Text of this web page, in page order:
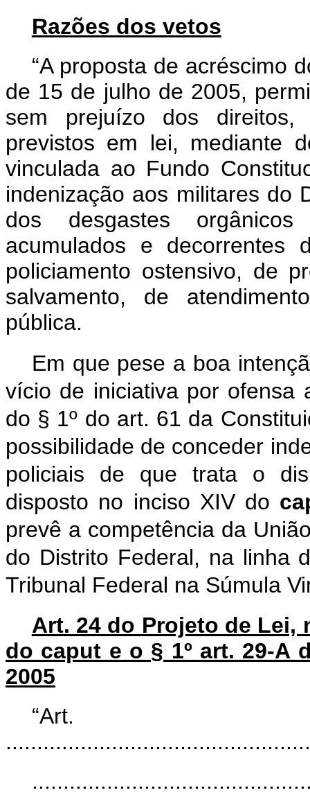
Razões dos vetos
“A proposta de acréscimo
de 15 de julho de 2005,
sem prejuízo dos
previstos em lei, mediante
vinculada ao Fundo
indenização aos militares do
dos desgastes
acumulados e decorrentes
policiamento ostensivo, de
salvamento, de
pública.
Em que pese a boa
vício de iniciativa por ofensa
do § 1º do art. 61 da
possibilidade de conceder
policiais de que trata o
disposto no inciso XIV do
prevê a competência da
do Distrito Federal, na linha
Tribunal Federal na Súmula
Art. 24 do Projeto de Lei,
do caput e o § 1º art. 29-A
2005